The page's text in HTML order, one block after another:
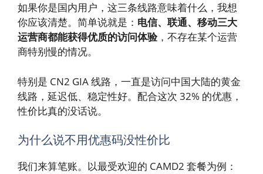
如果你是国内用户，这三条线路意味着什么，我想
你应该清楚。简单说就是： 电信、联通、移动三大
运营商都能获得优质的访问体验，不存在某个运营
商特别慢的情况。
特别是 CN2 GIA 线路，一直是访问中国大陆的黄金
线路，延迟低、稳定性好。配合这次 32% 的优惠，
性价比真的没话说。
为什么说不用优惠码没性价比
我们来算笔账。以最受欢迎的 CAMD2 套餐为例：